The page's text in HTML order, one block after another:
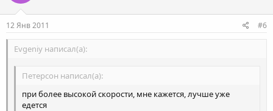
12 Янв 2011 #6
Evgeniy написал(а):
Петерсон написал(а):
при более высокой скорости, мне кажется, лучше уже
едется